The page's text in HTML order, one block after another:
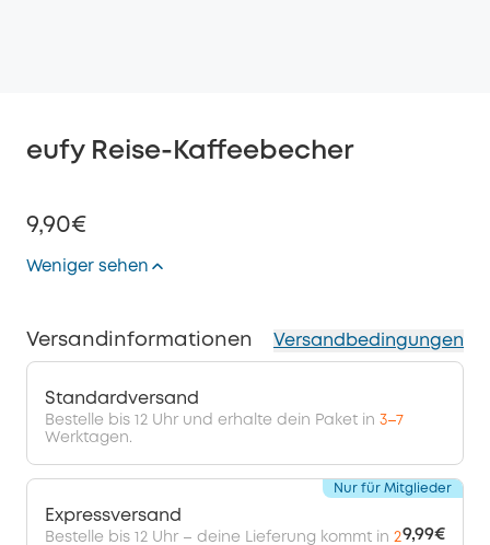
eufy Reise-Kaffeebecher
9,90€
Weniger sehen
Versandinformationen Versandbedingungen
Standardversand
Bestelle bis 12 Uhr und erhalte dein Paket in 3–7
Werktagen.
Expressversand
Bestelle bis 12 Uhr – deine Lieferung kommt in 29,99€
Nur für Mitglieder